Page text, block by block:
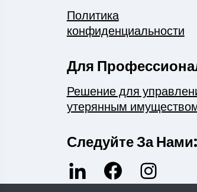
Политика
конфиденциальности
Для
Решение для
утерянным
Следуйте За Нами: